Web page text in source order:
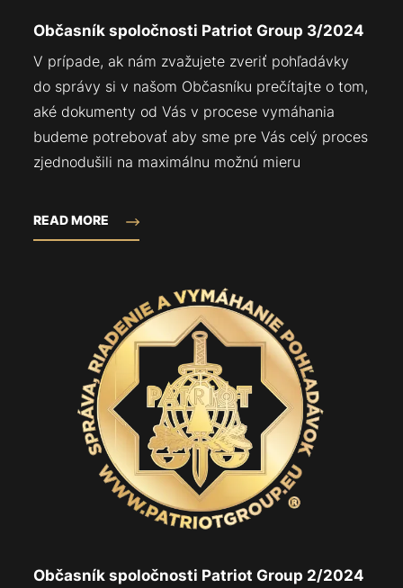
Občasník spoločnosti Patriot Group 3/2024
V prípade, ak nám zvažujete zveriť pohľadávky
do správy si v našom Občasníku prečítajte o tom,
aké dokumenty od Vás v procese vymáhania
budeme potrebovať aby sme pre Vás celý proces
zjednodušili na maximálnu možnú mieru
READ MORE
Občasník spoločnosti Patriot Group 2/2024